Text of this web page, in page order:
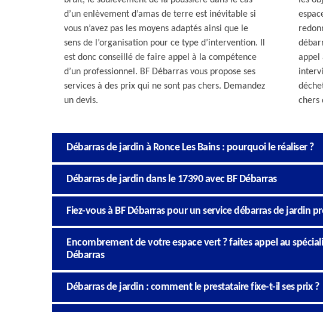
d’un enlèvement d’amas de terre est inévitable si
vous n’avez pas les moyens adaptés ainsi que le
sens de l’organisation pour ce type d’intervention. Il
est donc conseillé de faire appel à la compétence
d’un professionnel. BF Débarras vous propose ses
services à des prix qui ne sont pas chers. Demandez
un devis.
appel
chers
Débarras de jardin à Ronce Les Bains : pourquoi le réaliser ?
Débarras de jardin dans le 17390 avec BF Débarras
Fiez-vous à BF Débarras pour un service débarras de jardin
Encombrement de votre espace vert ? faites appel au
Débarras
Débarras de jardin : comment le prestataire fixe-t-il ses prix ?